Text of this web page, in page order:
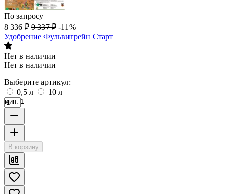
По запросу
8 336 ₽ 9 337 ₽ -11%
Удобрение Фульвигрейн Старт
Нет в наличии
Нет в наличии
Выберите артикул:
0,5 л
10 л
мин. 1
В корзину